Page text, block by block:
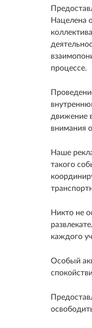
Нацелена
процессе.
движение
внимания
Наше
такого
Никто не
каждого
Особый